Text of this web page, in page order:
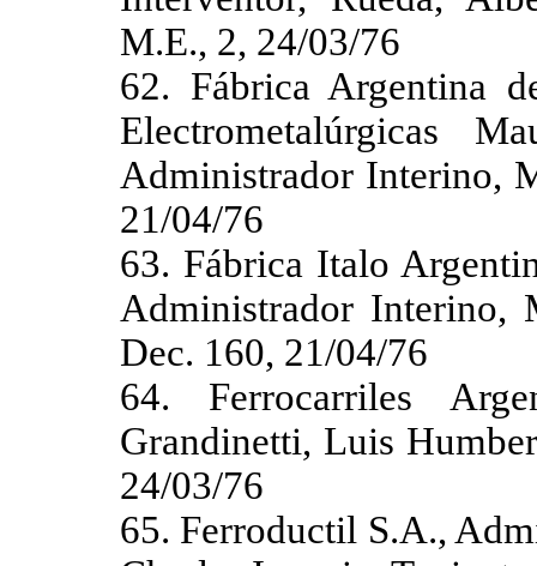
M.E., 2, 24/03/76
62. Fábrica Argentina
Electrometalúrgicas
Administrador Interino,
21/04/76
63. Fábrica Italo
Administrador Interino,
Dec. 160, 21/04/76
64. Ferrocarriles
Grandinetti, Luis
24/03/76
65. Ferroductil S.A.,